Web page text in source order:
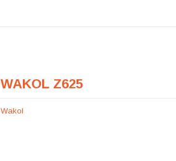
WAKOL Z625
Wakol